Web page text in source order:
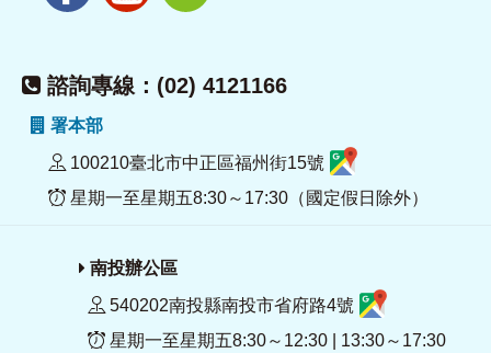
諮詢專線：(02) 4121166
署本部
100210臺北市中正區福州街15號
星期一至星期五8:30～17:30（國定假日除外）
南投辦公區
540202南投縣南投市省府路4號
星期一至星期五8:30～12:30 | 13:30～17:30